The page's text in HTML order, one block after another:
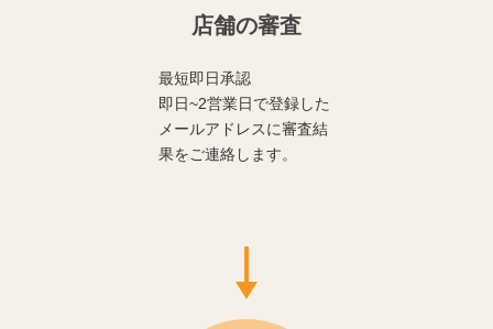
店舗の審査
最短即日承認
即日~2営業日で登録した
メールアドレスに審査結
果をご連絡します。